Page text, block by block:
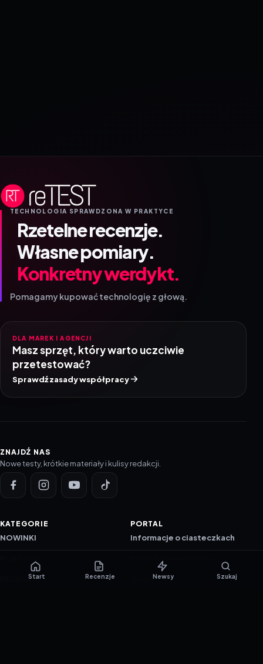
TECHNOLOGIA SPRAWDZONA W PRAKTYCE
Rzetelne recenzje.
Własne pomiary.
Konkretny werdykt.
Pomagamy kupować technologię z głową.
DLA MAREK I AGENCJI
Masz sprzęt, który warto uczciwie
przetestować?
Sprawdź zasady współpracy
ZNAJDŹ NAS
Nowe testy, krótkie materiały i kulisy redakcji.
KATEGORIE
NOWINKI
RECENZJE
PORTAL
Informacje o ciasteczkach
Start Recenzje Newsy Szukaj